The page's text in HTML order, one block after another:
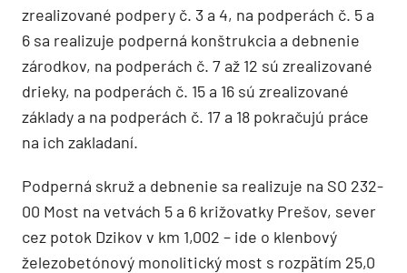
zrealizované podpery č. 3 a 4, na podperách č. 5 a
6 sa realizuje podperná konštrukcia a debnenie
zárodkov, na podperách č. 7 až 12 sú zrealizované
drieky, na podperách č. 15 a 16 sú zrealizované
základy a na podperách č. 17 a 18 pokračujú práce
na ich zakladaní.
Podperná skruž a debnenie sa realizuje na SO 232-
00 Most na vetvách 5 a 6 križovatky Prešov, sever
cez potok Dzikov v km 1,002 – ide o klenbový
železobetónový monolitický most s rozpätím 25,0